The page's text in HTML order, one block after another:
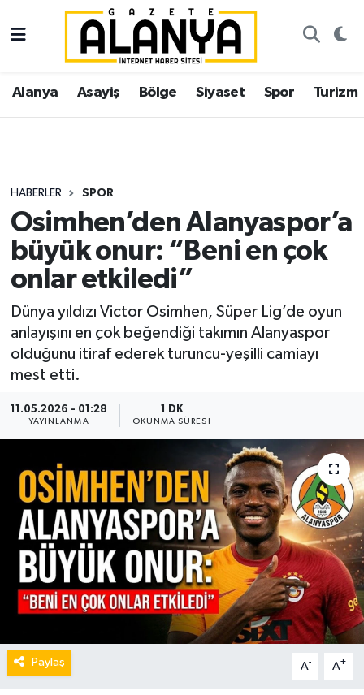
Alanya Asayiş Bölge Siyaset Spor Turizm
HABERLER SPOR
Osimhen’den Alanyaspor’a
büyük onur: “Beni en çok
onlar etkiledi”
Dünya yıldızı Victor Osimhen, Süper Lig’de oyun
anlayışını en çok beğendiği takımın Alanyaspor
olduğunu itiraf ederek turuncu-yeşilli camiayı
mest etti.
11.05.2026 - 01:28
YAYINLANMA
1 DK
OKUNMA SÜRESI
Paylaş A- A+
Alanya
Asayiş
Siyaset
Spor
Turizm
Ekonomi
Gazipaşa
İstanbul Nöbetçi Eczaneler
İstanbul Hava Durumu
Süper Lig Puan Durumu ve Fikstür
Tüm Manşetler
Son Dakika Haberleri
Haber Arşivi